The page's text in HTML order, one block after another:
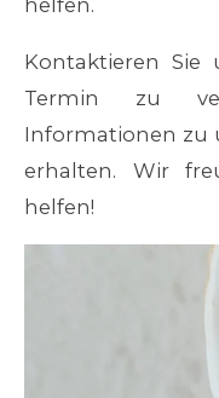
helfen.
Kontaktieren
Termin zu
Informationen zu
erhalten. Wir
helfen!